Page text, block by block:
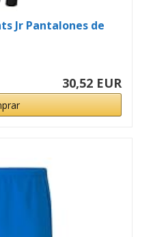
Jr Pantalones de
30,52 EUR